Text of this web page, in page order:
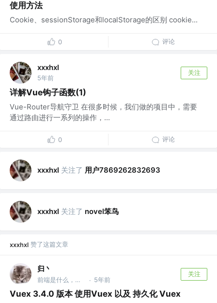
使用方法
Cookie、sessionStorage和localStorage的区别 cookie...
0 评论
xxxhxl
5年前
关注
详解Vue钩子函数(1)
Vue-Router导航守卫 在很多时候，我们做的项目中，需要
通过路由进行一系列的操作，...
0 评论
xxxhxl 关注了 用户7869262832693
xxxhxl 关注了 novel笨鸟
xxxhxl 赞了这篇文章
归丶
前端是什么，能吃么？ @美食遍布的地方，就是偶公司 · 5年前
关注
Vuex 3.4.0 版本 使用Vuex 以及 持久化 Vuex